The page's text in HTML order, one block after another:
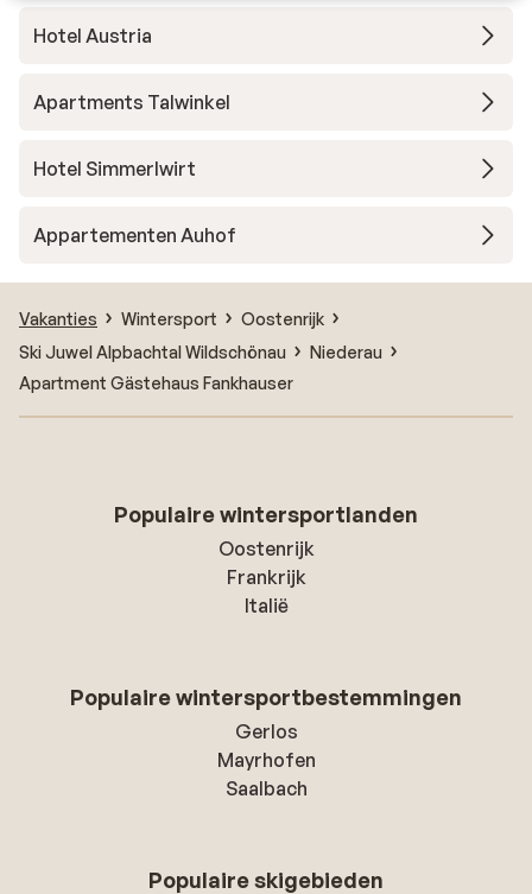
Hotel Austria
Apartments Talwinkel
Hotel Simmerlwirt
Appartementen Auhof
Vakanties Wintersport
Oostenrijk
Ski Juwel Alpbachtal Wildschönau
Niederau
Apartment Gästehaus Fankhauser
Populaire wintersportlanden
Oostenrijk
Frankrijk
Italië
Populaire wintersportbestemmingen
Gerlos
Mayrhofen
Saalbach
Populaire skigebieden